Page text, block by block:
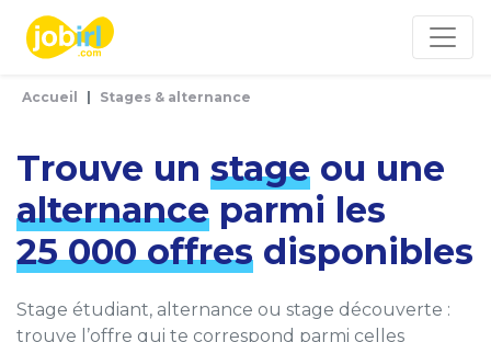
Accueil Stages & alternance
Trouve un stage ou une
alternance parmi les
25 000 offres disponibles
Stage étudiant, alternance ou stage découverte :
trouve l’offre qui te correspond parmi celles
Panneau de gestion des cookies